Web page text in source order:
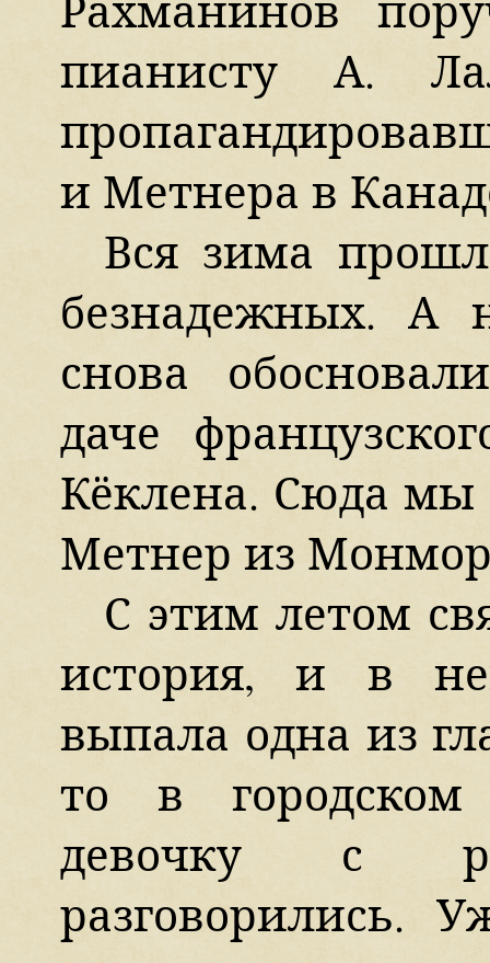
пианисту А.
и Метнера в
Вся зима
безнадежных. А
снова
даче
Кёклена. Сюда
Метнер из
С этим летом
история, и в
выпала одна из
то в
девочку с
разговорились.